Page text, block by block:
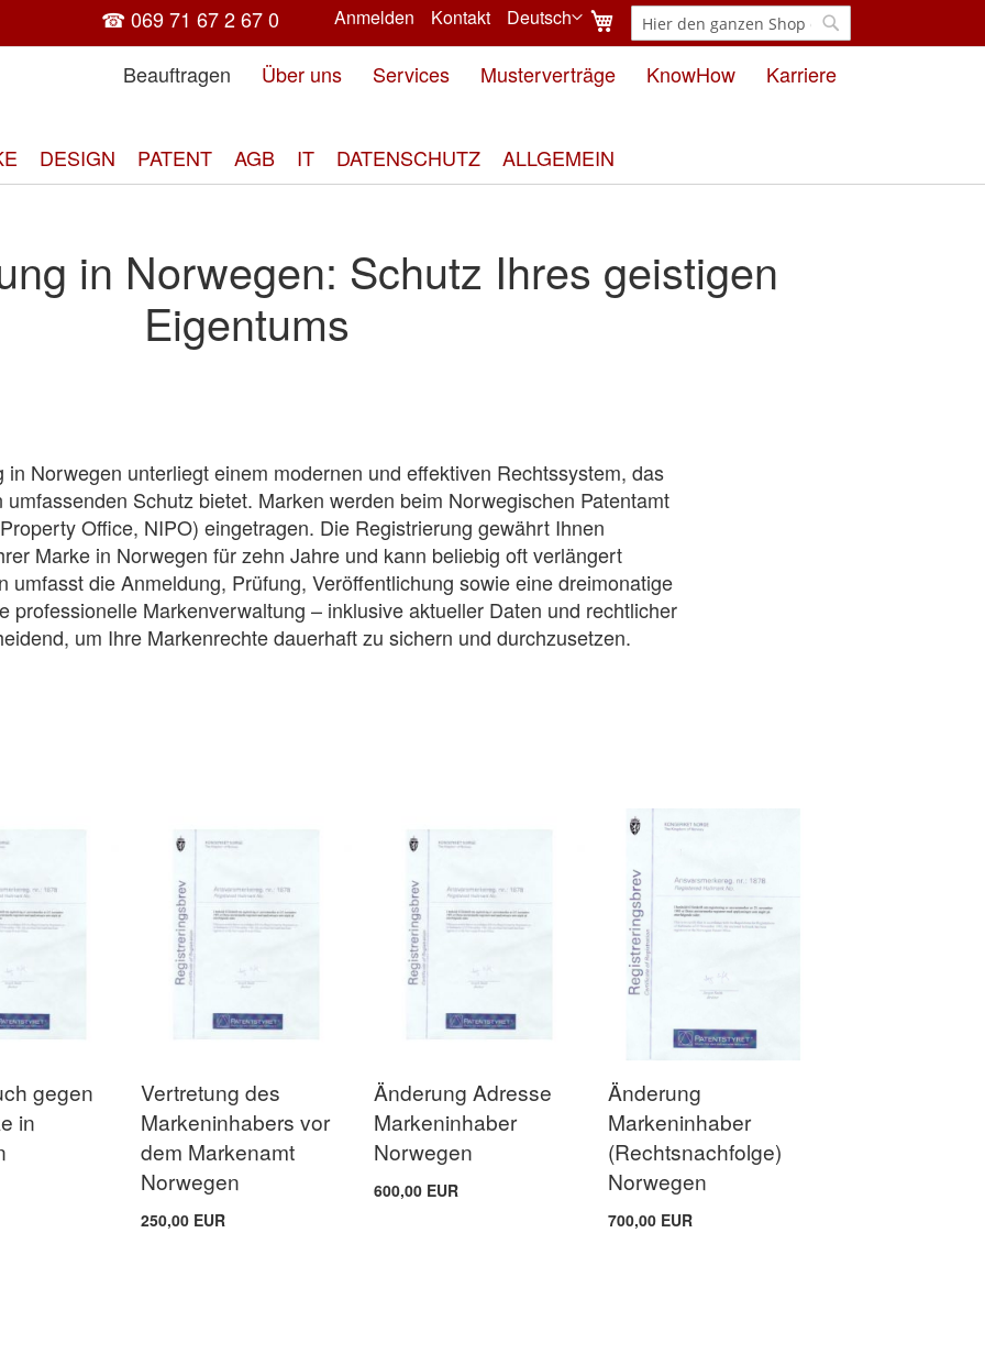
Suche
Mein Warenkorb
Sprache
Deutsch
Anmelden Kontakt
☎ 069 71 67 2 67 0
Beauftragen
Über uns Services Musterverträge KnowHow Karriere
DESIGN PATENT AGB IT DATENSCHUTZ ALLGEMEIN
in Norwegen: Schutz Ihres geistigen
Eigentums
in Norwegen unterliegt einem modernen und effektiven Rechtssystem, das
Schutz bietet. Marken werden beim Norwegischen Patentamt
Office, NIPO) eingetragen. Die Registrierung gewährt Ihnen
Marke in Norwegen für zehn Jahre und kann beliebig oft verlängert
umfasst die Anmeldung, Prüfung, Veröffentlichung sowie eine dreimonatige
professionelle Markenverwaltung – inklusive aktueller Daten und rechtlicher
um Ihre Markenrechte dauerhaft zu sichern und durchzusetzen.
gegen
in
Vertretung des
Markeninhabers vor
dem Markenamt
Norwegen
250,00 EUR
Änderung Adresse
Markeninhaber
Norwegen
600,00 EUR
Änderung
Markeninhaber
(Rechtsnachfolge)
Norwegen
700,00 EUR